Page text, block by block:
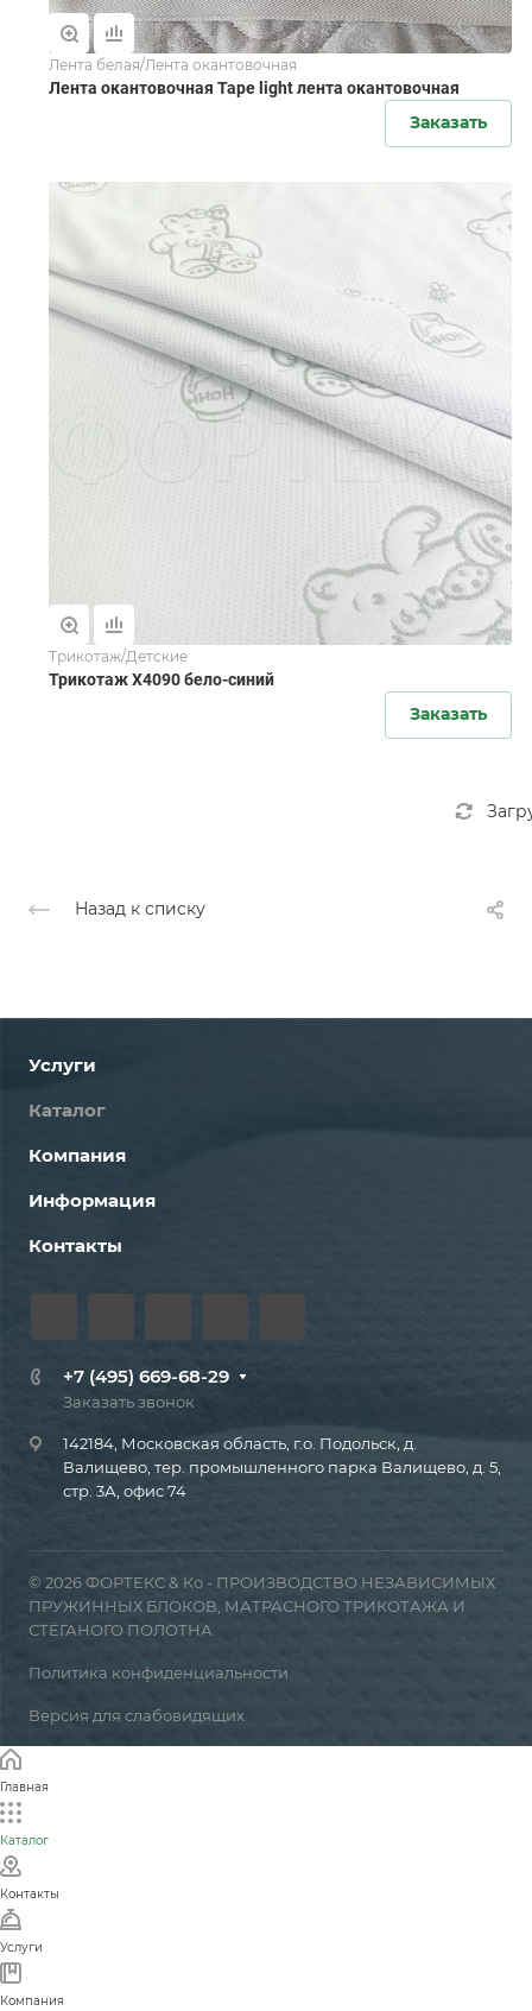
Лента белая/Лента окантовочная
Лента окантовочная Tape light лента окантовочная
Заказать
Трикотаж/Детские
Трикотаж X4090 бело-синий
Заказать
Назад к списку
Услуги
Каталог
Компания
Информация
Контакты
+7 (495) 669-68-29
Заказать звонок
142184, Московская область, г.о. Подольск, д.
Валищево, тер. промышленного парка Валищево, д. 5,
стр. 3А, офис 74
© 2026 ФОРТЕКС & Ко - ПРОИЗВОДСТВО НЕЗАВИСИМЫХ
ПРУЖИННЫХ БЛОКОВ, МАТРАСНОГО ТРИКОТАЖА И
СТЁГАНОГО ПОЛОТНА
Политика конфиденциальности
Версия для слабовидящих
Главная
Каталог
Контакты
Услуги
Компания